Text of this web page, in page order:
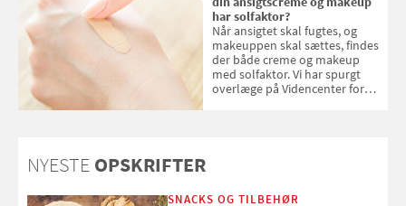
har solfaktor?
Når ansigtet skal fugtes, og
makeuppen skal sættes, findes
der både creme og makeup
med solfaktor. Vi har spurgt
overlæge på Videncenter for
NYESTE OPSKRIFTER
SNACKS OG TILBEHØR